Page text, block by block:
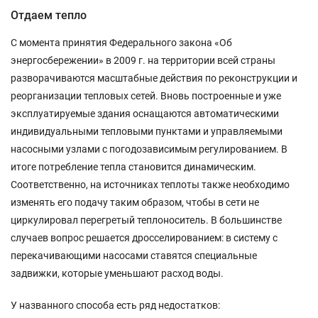
Отдаем тепло
С момента принятия Федерального закона «Об
энергосбережении» в 2009 г. на территории всей страны
разворачиваются масштабные действия по реконструкции и
реорганизации тепловых сетей. Вновь построенные и уже
эксплуатируемые здания оснащаются автоматическими
индивидуальными тепловыми пунктами и управляемыми
насосными узлами с погодозависимым регулированием. В
итоге потребление тепла становится динамическим.
Соответственно, на источниках теплоты также необходимо
изменять его подачу таким образом, чтобы в сети не
циркулировал перегретый теплоноситель. В большинстве
случаев вопрос решается дросселированием: в систему с
перекачивающими насосами ставятся специальные
задвижки, которые уменьшают расход воды.
У названного способа есть ряд недостатков: